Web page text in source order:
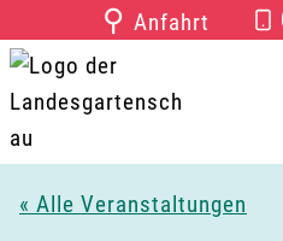
Inhalt
springen
⚲ Anfahrt
« Alle Veranstaltungen